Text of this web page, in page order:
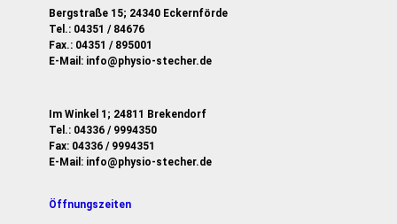
Bergstraße 15; 24340 Eckernförde
Tel.: 04351 / 84676
Fax.: 04351 / 895001
E-Mail: info@physio-stecher.de
Im Winkel 1; 24811 Brekendorf
Tel.: 04336 / 9994350
Fax: 04336 / 9994351
E-Mail: info@physio-stecher.de
Öffnungszeiten